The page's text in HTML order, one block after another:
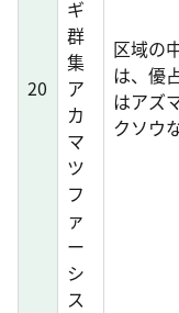
20
ギ
群
集
ア
カ
マ
ツ
フ
ァ
ー
シ
ス
区域の
は、優
はアズ
クソウ